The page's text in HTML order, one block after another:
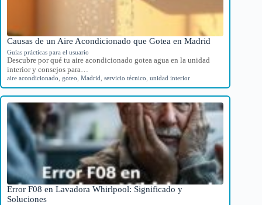
Causas de un Aire Acondicionado que Gotea en Madrid
Guías prácticas para el usuario
Descubre por qué tu aire acondicionado gotea agua en la unidad
interior y consejos para…
aire acondicionado goteo Madrid servicio técnico unidad interior
Error F08 en Lavadora Whirlpool: Significado y
Soluciones